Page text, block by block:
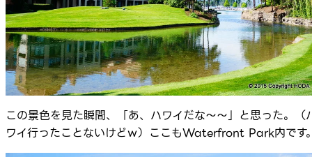
この景色を見た瞬間、「あ、ハワイだな～～」と思った。（
ワイ行ったことないけどｗ）ここもWaterfront Park内です